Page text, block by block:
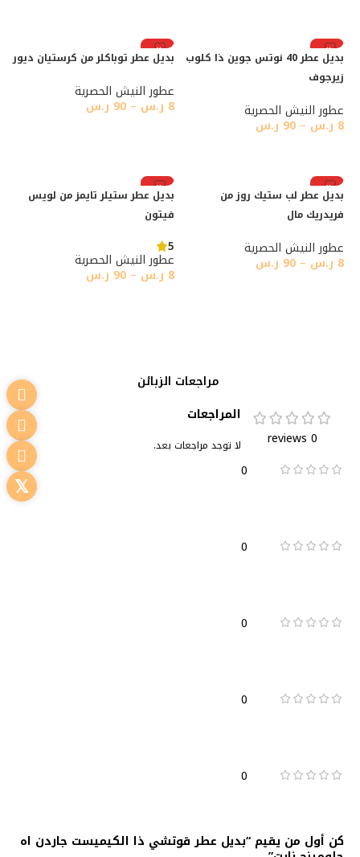
رائج
بديل عطر 40 نوتس جوين ذا كلوب
زيرجوف
عطور النيش الحصرية
8 ر.س –
90 ر.س
رائج
بديل عطر توباكلر من كرستيان ديور
عطور النيش الحصرية
8 ر.س –
90 ر.س
رائج
بديل عطر لب ستيك روز من
فريدريك مال
عطور النيش الحصرية
8 ر.س –
90 ر.س
رائج
بديل عطر ستيلر تايمز من لويس
فيتون
5
عطور النيش الحصرية
8 ر.س –
90 ر.س
مراجعات الزبائن
0 reviews
0
0
0
0
0
المراجعات
لا توجد مراجعات بعد.
كن أول من يقيم “بديل عطر قوتشي ذا الكيميست جاردن اه